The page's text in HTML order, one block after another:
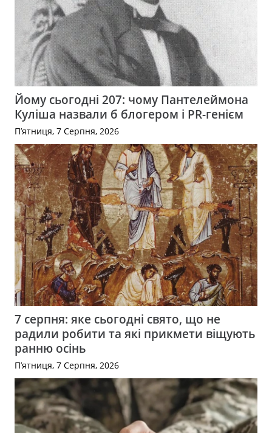
Йому сьогодні 207: чому Пантелеймона
Куліша назвали б блогером і PR-генієм
П’ятниця, 7 Серпня, 2026
7 серпня: яке сьогодні свято, що не
радили робити та які прикмети віщують
ранню осінь
П’ятниця, 7 Серпня, 2026